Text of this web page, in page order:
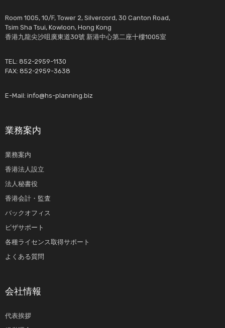
Room 1005, 10/F, Tower 2, Silvercord, 30 Canton Road,
Tsim Sha Tsui, Kowloon, Hong Kong
香港九龍尖沙咀廣東道30號 新港中心第二座十樓1005室
TEL: 852-2959-1130
FAX: 852-2959-3638
E-Mail: info@hs-planning.biz
業務案内
業務案内
香港法人設立
法人秘書役
香港会計・監査
バックオフィス
ビザサポート
各種ライセンス取得サポート
よくある質問
会社情報
代表挨拶